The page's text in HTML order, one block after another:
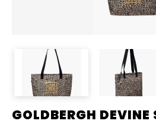
GOLDBERGH DEVINE